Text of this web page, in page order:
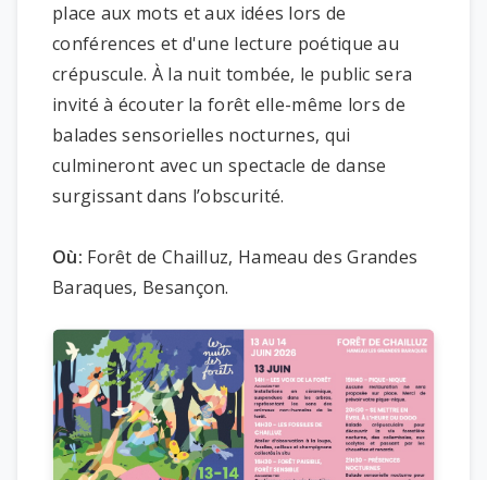
place aux mots et aux idées lors de
conférences et d'une lecture poétique au
crépuscule. À la nuit tombée, le public sera
invité à écouter la forêt elle-même lors de
balades sensorielles nocturnes, qui
culmineront avec un spectacle de danse
surgissant dans l’obscurité.
Où: Forêt de Chailluz, Hameau des Grandes
Baraques, Besançon.